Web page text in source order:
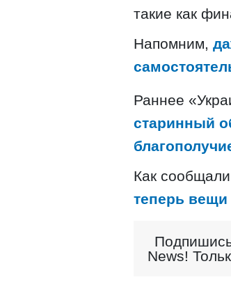
такие как
Напомним,
Раннее
старинный
Как
теперь вещи
News!